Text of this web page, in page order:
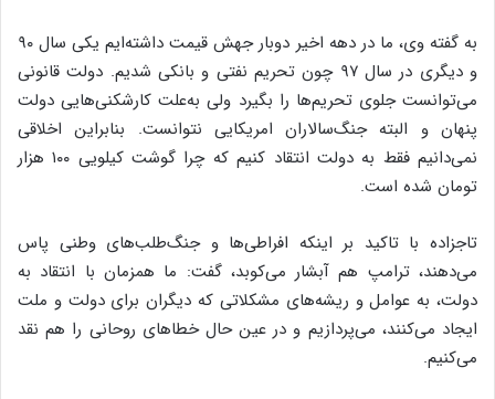
به گفته وی، ما در دهه اخیر دوبار جهش قیمت داشته‌ایم یکی سال ۹۰
و دیگری در سال ۹۷ چون تحریم نفتی و بانکی شدیم. دولت قانونی
می‌توانست جلوی تحریم‌ها را بگیرد ولی به‌علت کارشکنی‌هایی دولت
پنهان و البته جنگ‌سالاران امریکایی نتوانست. بنابراین اخلاقی
نمی‌دانیم فقط به دولت انتقاد کنیم که چرا گوشت کیلویی ۱۰۰ هزار
تومان شده است.
تاجزاده با تاکید بر اینکه افراطی‌ها و جنگ‌طلب‌های وطنی پاس
می‌دهند، ترامپ هم آبشار می‌کوبد، گفت: ما همزمان با انتقاد به
دولت، به عوامل و ریشه‌های مشکلاتی که دیگران برای دولت و ملت
ایجاد می‌کنند، می‌پردازیم و در عین حال خطاهای روحانی را هم نقد
می‌کنیم.